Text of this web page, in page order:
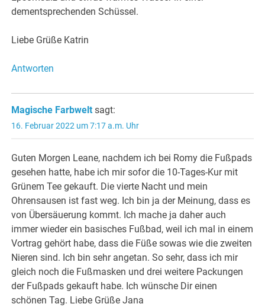
dementsprechenden Schüssel.
Liebe Grüße Katrin
Antworten
Magische Farbwelt sagt:
16. Februar 2022 um 7:17 a.m. Uhr
Guten Morgen Leane, nachdem ich bei Romy die Fußpads
gesehen hatte, habe ich mir sofor die 10-Tages-Kur mit
Grünem Tee gekauft. Die vierte Nacht und mein
Ohrensausen ist fast weg. Ich bin ja der Meinung, dass es
von Übersäuerung kommt. Ich mache ja daher auch
immer wieder ein basisches Fußbad, weil ich mal in einem
Vortrag gehört habe, dass die Füße sowas wie die zweiten
Nieren sind. Ich bin sehr angetan. So sehr, dass ich mir
gleich noch die Fußmasken und drei weitere Packungen
der Fußpads gekauft habe. Ich wünsche Dir einen
schönen Tag. Liebe Grüße Jana